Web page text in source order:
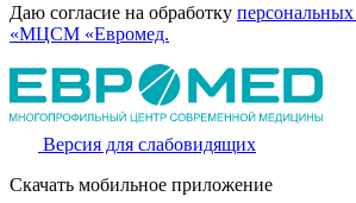
Даю согласие на обработку
«МЦСМ «Евромед.
Версия для слабовидящих
Скачать мобильное приложение